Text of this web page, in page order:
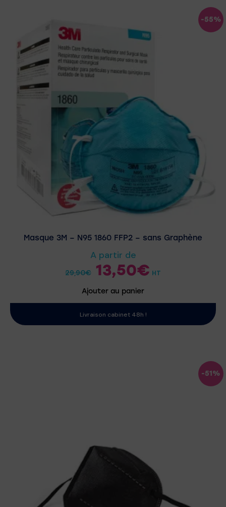
-55%
Masque 3M – N95 1860 FFP2 – sans Graphène
A partir de
29,90€ 13,50€ HT
Ajouter au panier
Livraison cabinet 48h !
-51%